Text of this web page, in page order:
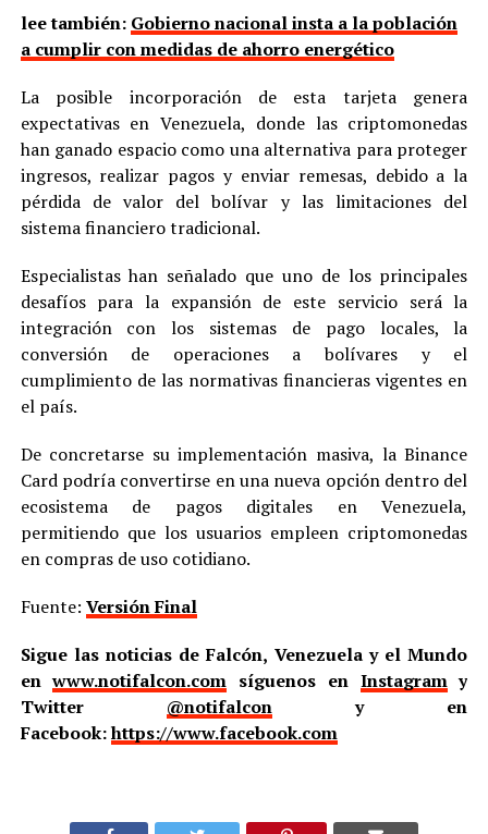
lee también: Gobierno nacional insta a la población
a cumplir con medidas de ahorro energético
La posible incorporación de esta tarjeta genera
expectativas en Venezuela, donde las criptomonedas
han ganado espacio como una alternativa para proteger
ingresos, realizar pagos y enviar remesas, debido a la
pérdida de valor del bolívar y las limitaciones del
sistema financiero tradicional.
Especialistas han señalado que uno de los principales
desafíos para la expansión de este servicio será la
integración con los sistemas de pago locales, la
conversión de operaciones a bolívares y el
cumplimiento de las normativas financieras vigentes en
el país.
De concretarse su implementación masiva, la Binance
Card podría convertirse en una nueva opción dentro del
ecosistema de pagos digitales en Venezuela,
permitiendo que los usuarios empleen criptomonedas
en compras de uso cotidiano.
Fuente: Versión Final
Sigue las noticias de Falcón, Venezuela y el Mundo
enwww.notifalcon.com síguenos en Instagramy
Twitter @notifalcony en
Facebook:https://www.facebook.com